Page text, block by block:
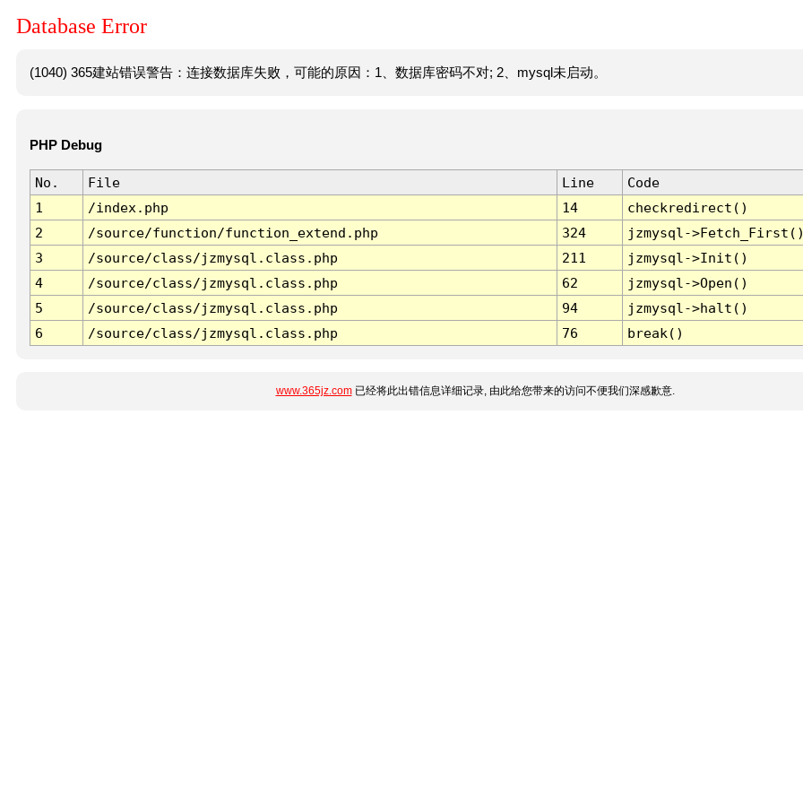
Database Error
(1040) 365建站错误警告：连接数据库失败，可能的原因：1、数据库密码不对; 2、mysql未启动。
PHP Debug
No. File Line
Code
1
/index.php 14
checkredirect()
2
/source/function/function_extend.php 324
jzmysql-
3
/source/class/jzmysql.class.php 211
jzmysql->Init()
4
/source/class/jzmysql.class.php 62
jzmysql->Open()
5
/source/class/jzmysql.class.php 94
jzmysql->halt()
6
/source/class/jzmysql.class.php 76 break()
www.365jz.com已经将此出错信息详细记录, 由此给您带来的访问不便我们深感歉意.